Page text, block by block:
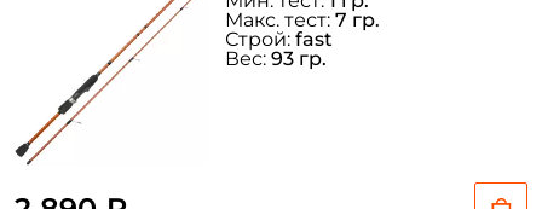
Макс. тест: 7 гр.
Строй: fast
Вес: 93 гр.